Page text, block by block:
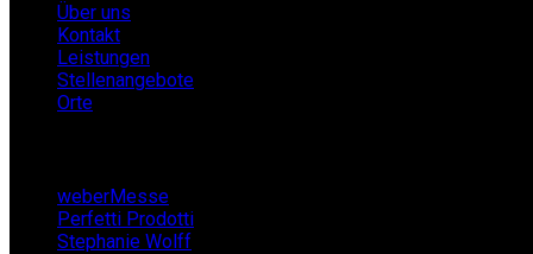
Über uns
Kontakt
Leistungen
Stellenangebote
Orte
weberMesse
Perfetti Prodotti
Stephanie Wolff